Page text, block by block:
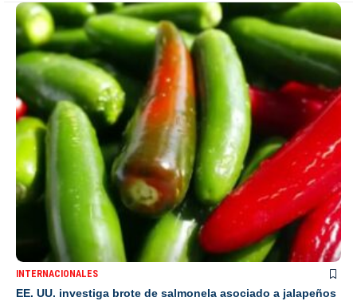
INTERNACIONALES
EE. UU. investiga brote de salmonela asociado a jalapeños